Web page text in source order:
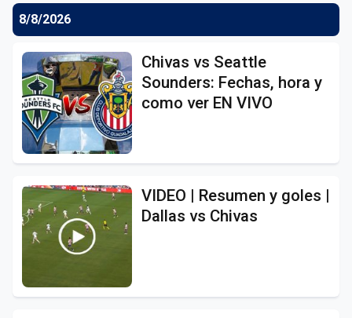
8/8/2026
Chivas vs Seattle
Sounders: Fechas, hora y
como ver EN VIVO
VIDEO | Resumen y goles |
Dallas vs Chivas